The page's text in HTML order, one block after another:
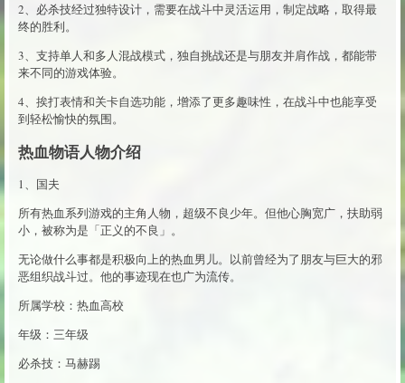
2、必杀技经过独特设计，需要在战斗中灵活运用，制定战略，取得最
终的胜利。
3、支持单人和多人混战模式，独自挑战还是与朋友并肩作战，都能带
来不同的游戏体验。
4、挨打表情和关卡自选功能，增添了更多趣味性，在战斗中也能享受
到轻松愉快的氛围。
热血物语人物介绍
1、国夫
所有热血系列游戏的主角人物，超级不良少年。但他心胸宽广，扶助弱
小，被称为是「正义的不良」。
无论做什么事都是积极向上的热血男儿。以前曾经为了朋友与巨大的邪
恶组织战斗过。他的事迹现在也广为流传。
所属学校：热血高校
年级：三年级
必杀技：马赫踢